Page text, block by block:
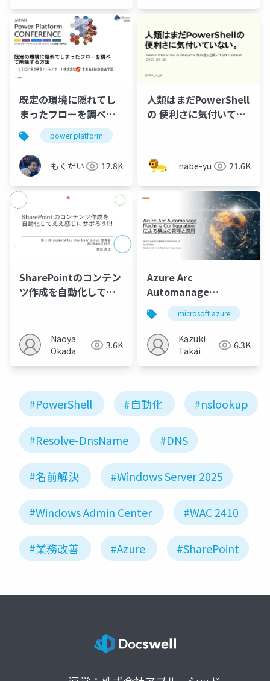
既定の環境に隠れてし
まったフローを調べて
削除する方法power platform
もくだい 12.8K
人類はまだPowerShell
の 便利さに気付いてい
nabe-yu 21.6K
SharePointのコンテン
ツ作成を自動化してえ
Naoya
Okada
3.6K
Azure Arc
Automanage
Machine
Configuration による
構成の管理と適用
microsoft azure
Kazuki
Takai
6.3K
#PowerShell #自動化 #nslookup
#Resolve-DnsName #DNS
#名前解決 #Windows Server 2025
#Windows Admin Center #WAC 2410
#業務改善 #Azure #SharePoint